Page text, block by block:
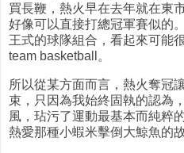
買長鞭，熱火早在去年就在東
好像可以直接打總冠軍賽似的
王式的球隊組合，看起來可能
team basketball。
所以從某方面而言，熱火奪冠
束，只因為我始終固執的認為
風，玷污了運動最基本而純粹
熱愛那種小蝦米擊倒大鯨魚的故